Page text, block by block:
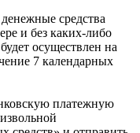
средства
и без каких-либо
осуществлен на
7 календарных
платежную